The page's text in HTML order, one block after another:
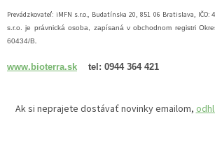
Prevádzkovateľ: iMFN s.r.o., Budatínska 20, 851 06 Bratislava, IČO:
s.r.o. je právnická osoba, zapísaná v obchodnom registri
60434/B
www.bioterra.sk tel: 0944 364 421
Ak si neprajete dostávať novinky emailom,